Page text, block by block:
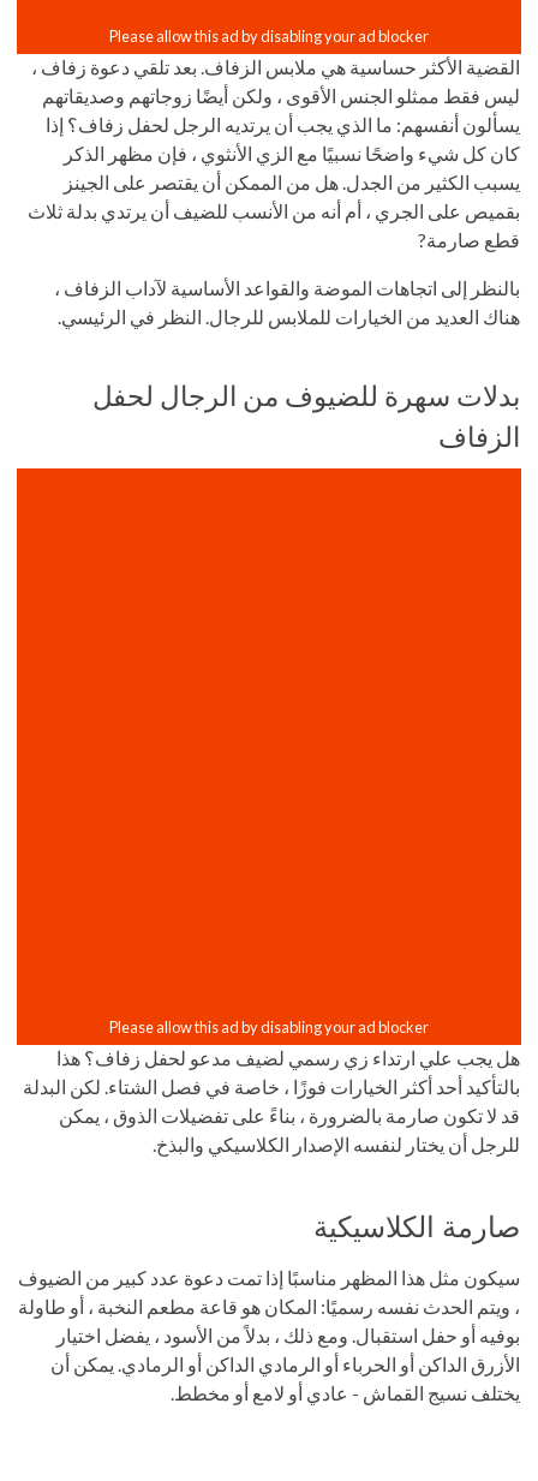
القضية الأكثر حساسية هي ملابس الزفاف. بعد تلقي دعوة زفاف ،
ليس فقط ممثلو الجنس الأقوى ، ولكن أيضًا زوجاتهم وصديقاتهم
يسألون أنفسهم: ما الذي يجب أن يرتديه الرجل لحفل زفاف؟ إذا
كان كل شيء واضحًا نسبيًا مع الزي الأنثوي ، فإن مظهر الذكر
يسبب الكثير من الجدل. هل من الممكن أن يقتصر على الجينز
بقميص على الجري ، أم أنه من الأنسب للضيف أن يرتدي بدلة ثلاث
قطع صارمة?
بالنظر إلى اتجاهات الموضة والقواعد الأساسية لآداب الزفاف ،
هناك العديد من الخيارات للملابس للرجال. النظر في الرئيسي.
بدلات سهرة للضيوف من الرجال لحفل
الزفاف
هل يجب علي ارتداء زي رسمي لضيف مدعو لحفل زفاف؟ هذا
بالتأكيد أحد أكثر الخيارات فوزًا ، خاصة في فصل الشتاء. لكن البدلة
قد لا تكون صارمة بالضرورة ، بناءً على تفضيلات الذوق ، يمكن
للرجل أن يختار لنفسه الإصدار الكلاسيكي والبذخ.
صارمة الكلاسيكية
سيكون مثل هذا المظهر مناسبًا إذا تمت دعوة عدد كبير من الضيوف
، ويتم الحدث نفسه رسميًا: المكان هو قاعة مطعم النخبة ، أو طاولة
بوفيه أو حفل استقبال. ومع ذلك ، بدلاً من الأسود ، يفضل اختيار
الأزرق الداكن أو الحرباء أو الرمادي الداكن أو الرمادي. يمكن أن
يختلف نسيج القماش - عادي أو لامع أو مخطط.